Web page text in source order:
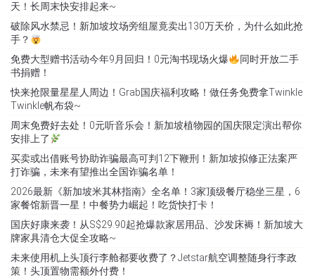
天！长周末快安排起来~
破除风水禁忌！新加坡坟场旁组屋竟卖出130万天价，为什么如此抢
手？
免费大型赠书活动今年9月回归！0元淘书现场火爆
同时开放二手
书捐赠！
快来抢限量星星人周边！Grab国庆福利攻略！做任务免费拿Twinkle
Twinkle帆布袋~
周末免费好去处！0元听音乐会！新加坡植物园的国庆限定演出帮你
安排上了
买卖或出借账号协助诈骗最高可判12下鞭刑！新加坡拟修正法案严
打诈骗，未来有望推出全国诈骗名单！
2026最新《新加坡米其林指南》全名单！3家顶级餐厅稳坐三星，6
家餐馆新晋一星！中餐势力崛起！吃货快打卡！
国庆好康来袭！从S$29.90起抢爆款家居用品、沙发床褥！新加坡大
牌家具清仓大促全攻略~
未来使用机上头顶行李舱都要收费了？Jetstar航空调整随身行李政
策！头顶置物需额外付费！